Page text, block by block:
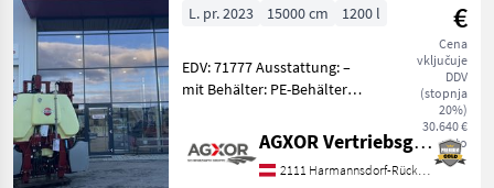
€
Cena
vključuje
DDV
(stopnja
20%)
30.640 €
neto
L. pr. 2023 15000 cm 1200 l
EDV: 71777 Ausstattung: –
mit Behälter: PE-Behälter
Schwerpunkt,
trichterförmig zur
vollständigen Entleerung –
AGXOR Vertriebsgesellschaft Ost GmbH
2111 Harmannsdorf-Rückersdorf